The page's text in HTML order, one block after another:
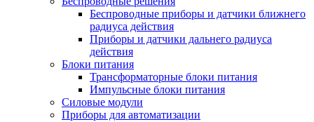
Беспроводные приборы и датчики ближнего
радиуса действия
Приборы и датчики дальнего радиуса
действия
Блоки питания
Трансформаторные блоки питания
Импульсные блоки питания
Силовые модули
Приборы для автоматизации